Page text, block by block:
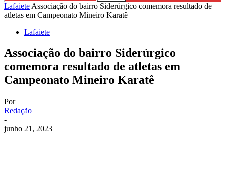
Lafaiete Associação do bairro Siderúrgico comemora resultado de
atletas em Campeonato Mineiro Karatê
Lafaiete
Associação do bairro Siderúrgico
comemora resultado de atletas em
Campeonato Mineiro Karatê
Por
Redação
-
junho 21, 2023